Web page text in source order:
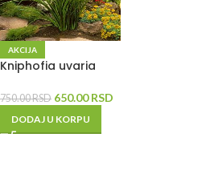
AKCIJA
Kniphofia uvaria
750.00RSD 650.00RSD
DODAJ U KORPU